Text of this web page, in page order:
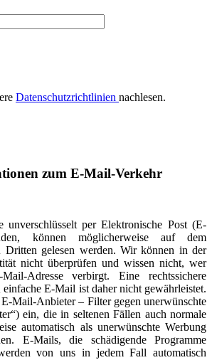
Datenschutzrichtlinien nachlesen.
zum E-Mail-Verkehr
unverschlüsselt per Elektronische Post (E-
können möglicherweise auf dem
Dritten gelesen werden. Wir können in der
nicht überprüfen und wissen nicht, wer
Adresse verbirgt. Eine rechtssichere
E-Mail ist daher nicht gewährleistet.
Mail-Anbieter – Filter gegen unerwünschte
ein, die in seltenen Fällen auch normale
automatisch als unerwünschte Werbung
E-Mails, die schädigende Programme
von uns in jedem Fall automatisch